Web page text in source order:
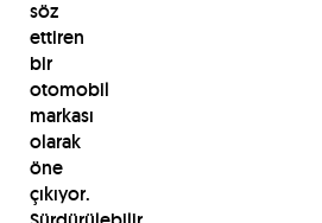
söz
ettiren
bir
otomobil
markası
olarak
öne
çıkıyor.